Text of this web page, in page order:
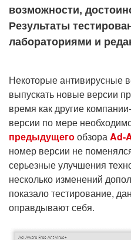
возможности,
Результаты
лабораториями и
Некоторые антивирусные
выпускать новые версии
время как другие
версии по мере
предыдущегообзораAd-
номер версии не
серьезные улучшения
несколько изменений
показало тестирование,
оправдывают себя.